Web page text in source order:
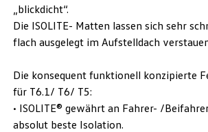
„blickdicht“.
Die ISOLITE- Matten lassen sich sehr
flach ausgelegt im Aufstelldach
Die konsequent funktionell konzipierte
für T6.1/ T6/ T5:
• ISOLITE® gewährt an Fahrer- /
absolut beste Isolation.